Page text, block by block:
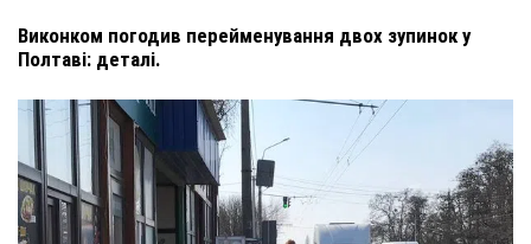
Виконком погодив перейменування двох зупинок у
Полтаві: деталі.